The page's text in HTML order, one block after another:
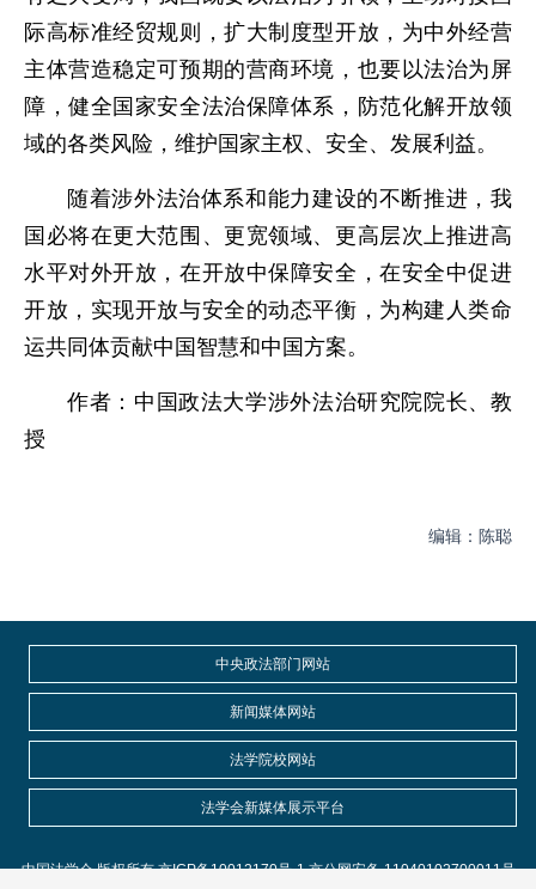
际高标准经贸规则，扩大制度型开放，为中外经营
主体营造稳定可预期的营商环境，也要以法治为屏
障，健全国家安全法治保障体系，防范化解开放领
域的各类风险，维护国家主权、安全、发展利益。
随着涉外法治体系和能力建设的不断推进，我
国必将在更大范围、更宽领域、更高层次上推进高
水平对外开放，在开放中保障安全，在安全中促进
开放，实现开放与安全的动态平衡，为构建人类命
运共同体贡献中国智慧和中国方案。
作者：中国政法大学涉外法治研究院院长、教
授
编辑：陈聪
中央政法部门网站
新闻媒体网站
法学院校网站
法学会新媒体展示平台
中国法学会 版权所有 京ICP备10012170号-1 京公网安备 11040102700011号